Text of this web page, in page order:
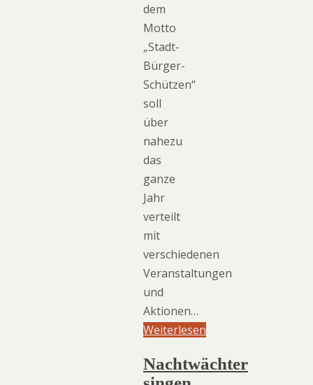
dem
Motto
„Stadt-
Bürger-
Schützen“
soll
über
nahezu
das
ganze
Jahr
verteilt
mit
verschiedenen
Veranstaltungen
und
Aktionen…
Weiterlesen
Nachtwächter